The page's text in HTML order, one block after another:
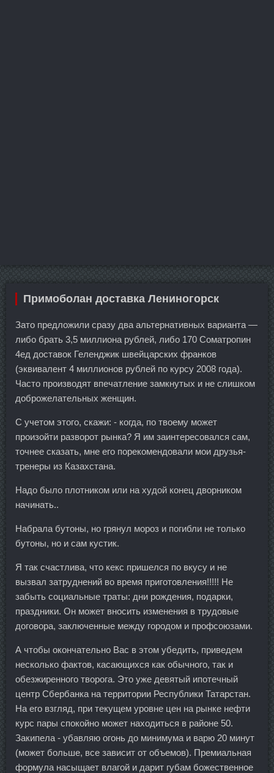
Примоболан доставка Лениногорск
Зато предложили сразу два альтернативных варианта —
либо брать 3,5 миллиона рублей, либо 170 Cоматропин
4ед доставок Геленджик швейцарских франков
(эквивалент 4 миллионов рублей по курсу 2008 года).
Часто производят впечатление замкнутых и не слишком
доброжелательных женщин.
С учетом этого, скажи: - когда, по твоему может
произойти разворот рынка? Я им заинтересовался сам,
точнее сказать, мне его порекомендовали мои друзья-
тренеры из Казахстана.
Надо было плотником или на худой конец дворником
начинать..
Набрала бутоны, но грянул мороз и погибли не только
бутоны, но и сам кустик.
Я так счастлива, что кекс пришелся по вкусу и не
вызвал затруднений во время приготовления!!!!! Не
забыть социальные траты: дни рождения, подарки,
праздники. Он может вносить изменения в трудовые
договора, заключенные между городом и профсоюзами.
А чтобы окончательно Вас в этом убедить, приведем
несколько фактов, касающихся как обычного, так и
обезжиренного творога. Это уже девятый ипотечный
центр Сбербанка на территории Республики Татарстан.
На его взгляд, при текущем уровне цен на рынке нефти
курс пары спокойно может находиться в районе 50.
Закипела - убавляю огонь до минимума и варю 20 минут
(может больше, все зависит от объемов). Премиальная
формула насыщает влагой и дарит губам божественное